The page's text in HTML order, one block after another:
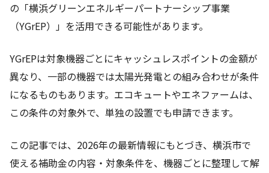
の「横浜グリーンエネルギーパートナーシップ事業
（YGrEP）」を活用できる可能性があります。
YGrEPは対象機器ごとにキャッシュレスポイントの金額が
異なり、一部の機器では太陽光発電との組み合わせが条件
になるものもあります。エコキュートやエネファームは、
この条件の対象外で、単独の設置でも申請できます。
この記事では、2026年の最新情報にもとづき、横浜市で
使える補助金の内容・対象条件を、機器ごとに整理して解